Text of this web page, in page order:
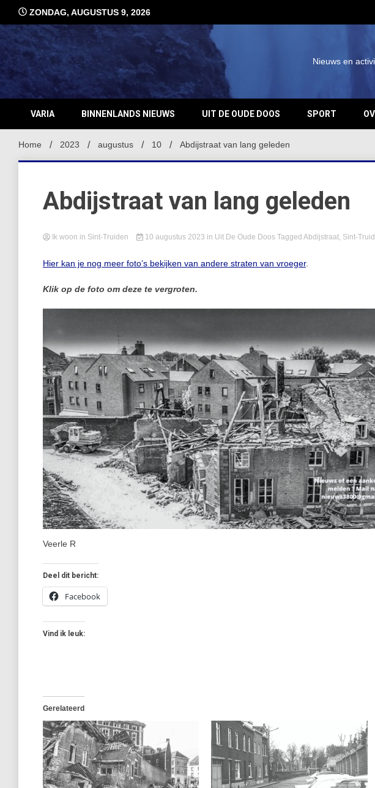
inhoud
ZONDAG, AUGUSTUS 9, 2026
Nieuws en
VARIA BINNENLANDS NIEUWS UIT DE OUDE DOOS SPORT
Home 2023 augustus 10 Abdijstraat van lang geleden
Abdijstraat van lang geleden
Ik woon in Sint-Truiden 10 augustus 2023 in Uit De Oude Doos Tagged Abdijstraat, Sint-
Hier kan je nog meer foto’s bekijken van andere straten van vroeger.
Klik op de foto om deze te vergroten.
Veerle R
Deel dit bericht:
Facebook
Vind ik leuk:
Gerelateerd